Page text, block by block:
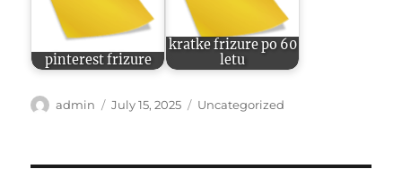
pinterest frizure
kratke frizure po 60
letu
Author
admin
Posted
July 15, 2025 Categories
Uncategorized